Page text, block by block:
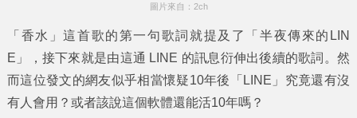
圖片來自：2ch
「香水」這首歌的第一句歌詞就提及了
「半夜傳來的LIN
E」
，接下來就是由這通 LINE 的訊息衍伸出後續的歌詞。然
而這位發文的網友似乎相當懷疑10年後 「LINE」 究竟還有沒
有人會用？或者該說這個軟體還能活10年嗎？